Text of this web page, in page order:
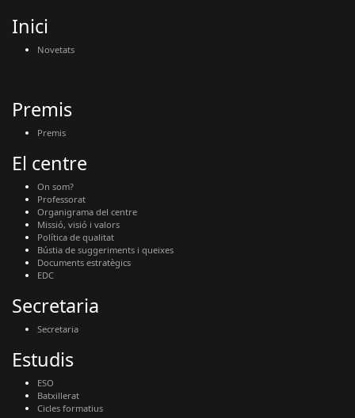
Inici
Novetats
Premis
Premis
El centre
On som?
Professorat
Organigrama del centre
Missió, visió i valors
Política de qualitat
Bústia de suggeriments i queixes
Documents estratègics
EDC
Secretaria
Secretaria
Estudis
ESO
Batxillerat
Cicles formatius